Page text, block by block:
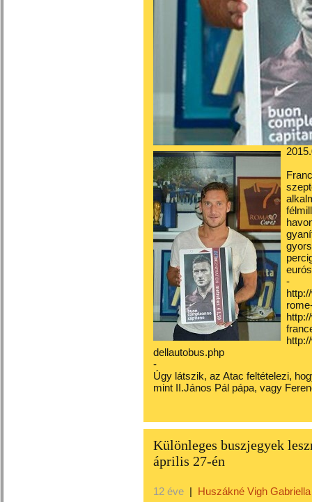
-
dellautobus.php
-
Úgy látszik, az Atac feltételezi,
mint II.János Pál pápa, vagy
Különleges buszjegyek
április 27-én
12 éve | Huszákné Vigh Gabriella